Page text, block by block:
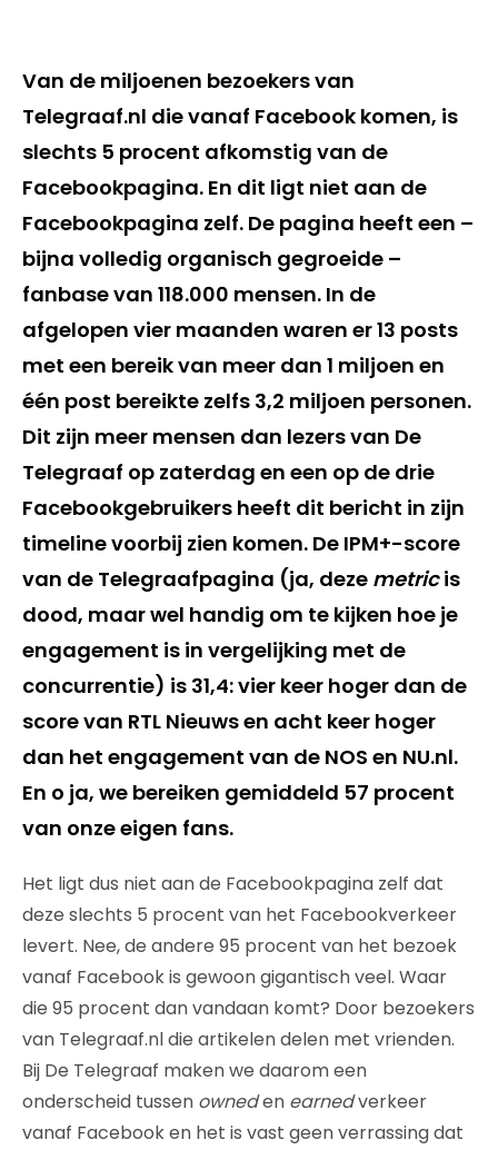
Van de miljoenen bezoekers van
Telegraaf.nl die vanaf Facebook komen, is
slechts 5 procent afkomstig van de
Facebookpagina. En dit ligt niet aan de
Facebookpagina zelf. De pagina heeft een –
bijna volledig organisch gegroeide –
fanbase van 118.000 mensen. In de
afgelopen vier maanden waren er 13 posts
met een bereik van meer dan 1 miljoen en
één post bereikte zelfs 3,2 miljoen personen.
Dit zijn meer mensen dan lezers van De
Telegraaf op zaterdag en een op de drie
Facebookgebruikers heeft dit bericht in zijn
timeline voorbij zien komen. De IPM+-score
van de Telegraafpagina (ja, deze metricis
dood, maar wel handig om te kijken hoe je
engagement is in vergelijking met de
concurrentie) is 31,4: vier keer hoger dan de
score van RTL Nieuws en acht keer hoger
dan het engagement van de NOS en NU.nl.
En o ja, we bereiken gemiddeld 57 procent
van onze eigen fans.
Het ligt dus niet aan de Facebookpagina zelf dat
deze slechts 5 procent van het Facebookverkeer
levert. Nee, de andere 95 procent van het bezoek
vanaf Facebook is gewoon gigantisch veel. Waar
die 95 procent dan vandaan komt? Door bezoekers
van Telegraaf.nl die artikelen delen met vrienden.
Bij De Telegraaf maken we daarom een
onderscheid tussen owneden earnedverkeer
vanaf Facebook en het is vast geen verrassing dat